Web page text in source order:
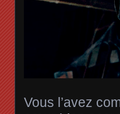
Vous l’avez